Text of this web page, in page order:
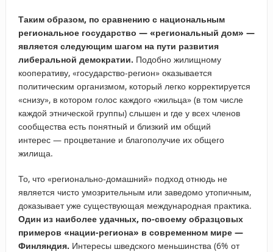
Таким образом, по сравнению с национальным
региональное государство — «региональный дом» —
является следующим шагом на пути развития
либеральной демократии. Подобно жилищному
кооперативу, «государство-регион» оказывается
политическим организмом, который легко корректируется
«снизу», в котором голос каждого «жильца» (в том числе
каждой этнической группы) слышен и где у всех членов
сообщества есть понятный и близкий им общий
интерес — процветание и благополучие их общего
жилища.
То, что «регионально-домашний» подход отнюдь не
является чисто умозрительным или заведомо утопичным,
доказывает уже существующая международная практика.
Один из наиболее удачных, по-своему образцовых
примеров «нации-региона» в современном мире —
Финляндия. Интересы шведского меньшинства (6% от